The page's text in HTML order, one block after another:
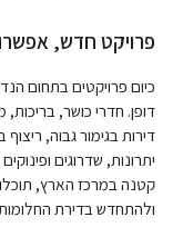
פרויקט חדש,
כיום פרויקטים בתחום
דופן. חדרי כושר, בריכות,
דירות בגימור גבוה,
יתרונות, שדרוגים
קטנה במרכז הארץ,
ולהתחדש בדירת